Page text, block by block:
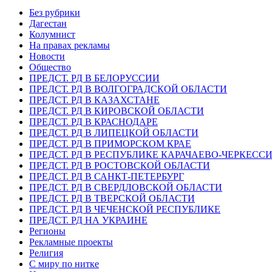
Без рубрики
Дагестан
Колумнист
На правах рекламы
Новости
Общество
ПРЕДСТ. РД В БЕЛОРУССИИ
ПРЕДСТ. РД В ВОЛГОГРАДСКОЙ ОБЛАСТИ
ПРЕДСТ. РД В КАЗАХСТАНЕ
ПРЕДСТ. РД В КИРОВСКОЙ ОБЛАСТИ
ПРЕДСТ. РД В КРАСНОДАРЕ
ПРЕДСТ. РД В ЛИПЕЦКОЙ ОБЛАСТИ
ПРЕДСТ. РД В ПРИМОРСКОМ КРАЕ
ПРЕДСТ. РД В РЕСПУБЛИКЕ КАРАЧАЕВО-
ПРЕДСТ. РД В РОСТОВСКОЙ ОБЛАСТИ
ПРЕДСТ. РД В САНКТ-ПЕТЕРБУРГ
ПРЕДСТ. РД В СВЕРДЛОВСКОЙ ОБЛАСТИ
ПРЕДСТ. РД В ТВЕРСКОЙ ОБЛАСТИ
ПРЕДСТ. РД В ЧЕЧЕНСКОЙ РЕСПУБЛИКЕ
ПРЕДСТ. РД НА УКРАИНЕ
Регионы
Рекламные проекты
Религия
С миру по нитке